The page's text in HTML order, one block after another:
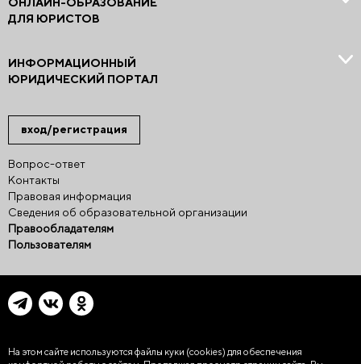
вход/регистрация
Вопрос-ответ
Контакты
Правовая информация
Сведения об образовательной организации
Правообладателям
Пользователям
ДЛЯ ЮРИСТОВ
ИНФОРМАЦИОННЫЙ
ЮРИДИЧЕСКИЙ ПОРТАЛ
На этом сайте используются файлы куки (cookies) для обеспечения